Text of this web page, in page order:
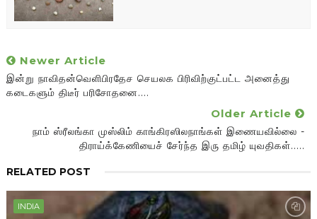
Newer Article
இன்று நாவிதன்வெளிபிரதேச செயலக பிரிவிற்குட்பட்ட அனைத்து
கடைகளும் திடீர் பரிசோதனை....
Older Article
நாம் ஸ்ரீலங்கா முஸ்லிம் காங்கிரஸிலநாங்கள் இணையவில்லை -
திராய்க்கேணியைச் சேர்ந்த இரு தமிழ் யுவதிகள்.....
RELATED POST
INDIA